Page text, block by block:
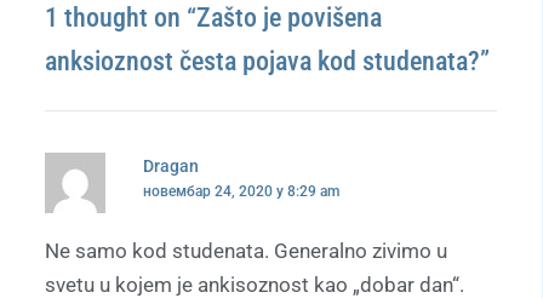
1 thought on “Zašto je povišena
anksioznost česta pojava kod studenata?”
Dragan
новембар 24, 2020 у 8:29 am
Ne samo kod studenata. Generalno zivimo u
svetu u kojem je ankisoznost kao „dobar dan“.